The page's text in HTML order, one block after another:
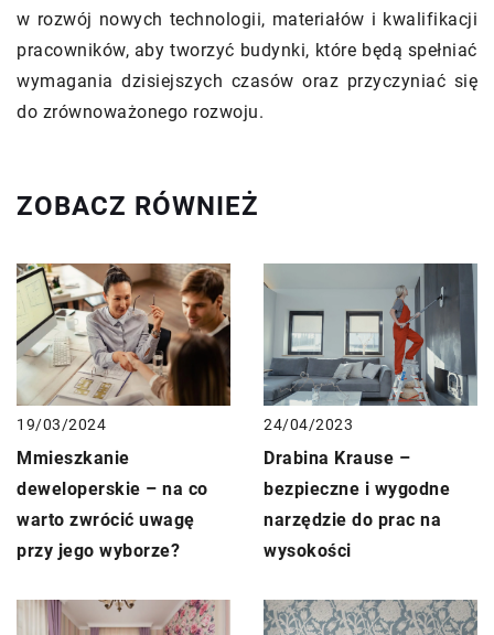
w rozwój nowych technologii, materiałów i kwalifikacji
pracowników, aby tworzyć budynki, które będą spełniać
wymagania dzisiejszych czasów oraz przyczyniać się
do zrównoważonego rozwoju.
ZOBACZ RÓWNIEŻ
19/03/2024
Mmieszkanie
deweloperskie – na co
warto zwrócić uwagę
przy jego wyborze?
24/04/2023
Drabina Krause –
bezpieczne i wygodne
narzędzie do prac na
wysokości